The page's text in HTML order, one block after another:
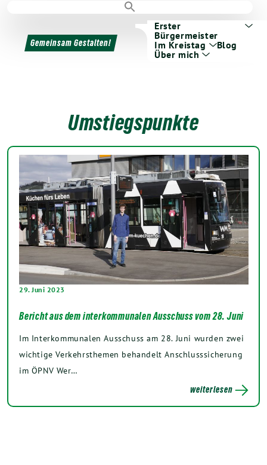
Gemeinsam Gestalten!
Erster
Bürgermeister
Im Kreistag
Blog
Über mich
Umstiegspunkte
29. Juni 2023
Bericht aus dem interkommunalen Ausschuss vom 28. Juni
Im Interkommunalen Ausschuss am 28. Juni wurden zwei
wichtige Verkehrsthemen behandelt Anschlusssicherung
im ÖPNV Wer…
weiterlesen